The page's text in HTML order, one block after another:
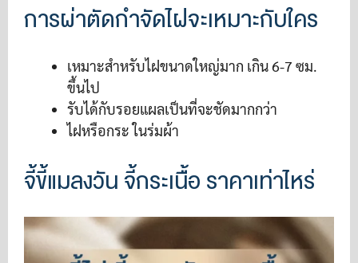
การผ่าตัดกำจัดไฝจะเหมาะกับใคร
เหมาะสำหรับไฝขนาดใหญ่มาก เกิน 6-7 ซม.
ขึ้นไป
รับได้กับรอยแผลเป็นที่จะชัดมากกว่า
ไฝหรือกระ ในร่มผ้า
จี้ขี้แมลงวัน จี้กระเนื้อ ราคาเท่าไหร่